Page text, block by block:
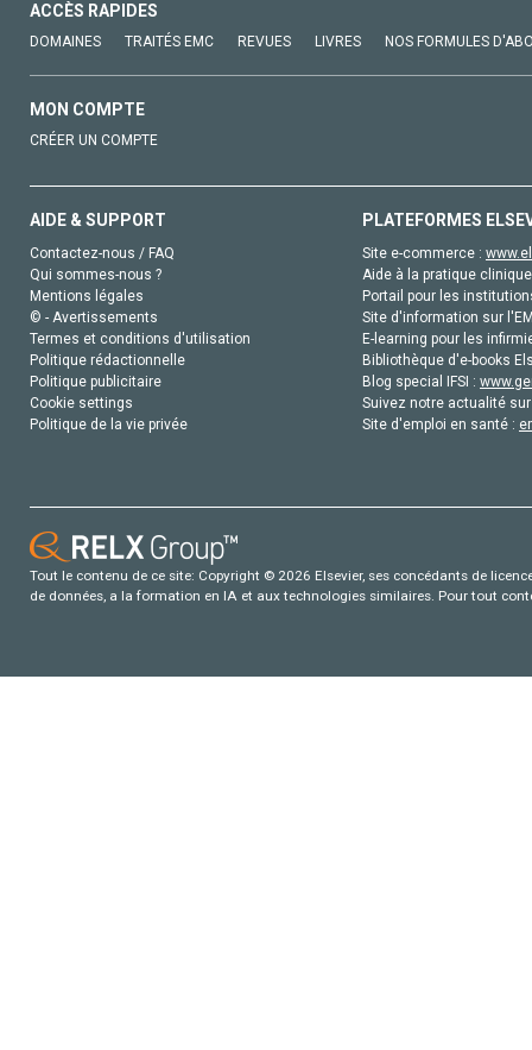
ACCÈS RAPIDES
DOMAINES TRAITÉS EMC REVUES LIVRES NOS FORMULES
MON COMPTE
CRÉER UN COMPTE
AIDE & SUPPORT
Contactez-nous / FAQ
Qui sommes-nous ?
Mentions légales
© - Avertissements
Termes et conditions d'utilisation
Politique rédactionnelle
Politique publicitaire
Cookie settings
Politique de la vie privée
PLATEFORMES
Site e-commerce :
Aide à la pratique
Portail pour les
Site d'information sur
E-learning pour les
Bibliothèque d'e-books
Blog special IFSI :
Suivez notre actualité
Site d'emploi en santé :
Tout le contenu de ce site: Copyright © 2026 Elsevier, ses concédants de
de données, a la formation en IA et aux technologies similaires. Pour tout